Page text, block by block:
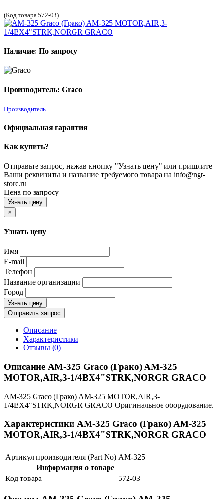
(Код товара 572-03)
Наличие: По запросу
Производитель: Graco
Производитель
Официальная гарантия
Как купить?
Отправьте запрос, нажав кнопку "Узнать цену" или пришлите
Ваши реквизиты и название требуемого товара на info@ngt-
store.ru
Цена по запросу
Узнать цену
×
Узнать цену
Имя
E-mail
Телефон
Название организации
Город
Узнать цену
Отправить запрос
Описание
Характеристики
Отзывы (0)
Описание AM-325 Graco (Грако) AM-325
MOTOR,AIR,3-1/4BX4"STRK,NORGR GRACO
AM-325 Graco (Грако) AM-325 MOTOR,AIR,3-
1/4BX4"STRK,NORGR GRACO Оригинальное оборудование.
Характеристики AM-325 Graco (Грако) AM-325
MOTOR,AIR,3-1/4BX4"STRK,NORGR GRACO
Артикул производителя (Part No) AM-325
Информация о товаре
Код товара
572-03